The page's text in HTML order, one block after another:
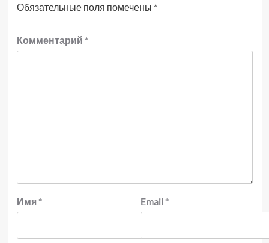
Обязательные поля помечены *
Комментарий *
Имя * Email *